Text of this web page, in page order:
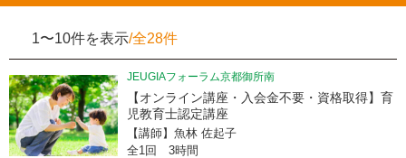
1〜10件を表示/全28件
JEUGIAフォーラム京都御所南
【オンライン講座・入会金不要・資格取得】育
児教育士認定講座
【講師】魚林 佐起子
全1回 3時間